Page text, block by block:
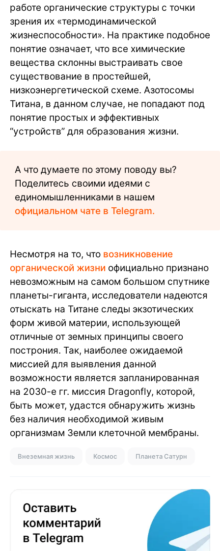
работе органические структуры с точки
зрения их «термодинамической
жизнеспособности». На практике подобное
понятие означает, что все химические
вещества склонны выстраивать свое
существование в простейшей,
низкоэнергетической схеме. Азотосомы
Титана, в данном случае, не попадают под
понятие простых и эффективных
“устройств” для образования жизни.
А что думаете по этому поводу вы?
Поделитесь своими идеями с
единомышленниками в нашем
официальном чате в Telegram.
Несмотря на то, что возникновение
органической жизни официально признано
невозможным на самом большом спутнике
планеты-гиганта, исследователи надеются
отыскать на Титане следы экзотических
форм живой материи, использующей
отличные от земных принципы своего
построния. Так, наиболее ожидаемой
миссией для выявления данной
возможности является запланированная
на 2030-е гг. миссия Dragonfly, которой,
быть может, удастся обнаружить жизнь
без наличия необходимой живым
организмам Земли клеточной мембраны.
Внеземная жизнь Космос Планета Сатурн